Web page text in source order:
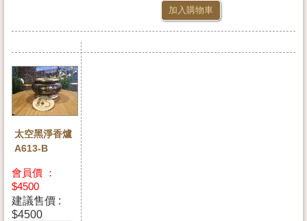
加入購物車
太空黑淨香爐
A613-B
會員價 ：
$4500
建議售價 :
$4500